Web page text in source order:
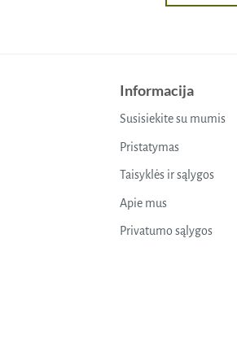
Informacija
Susisiekite su mumis
Pristatymas
Taisyklės ir sąlygos
Apie mus
Privatumo sąlygos